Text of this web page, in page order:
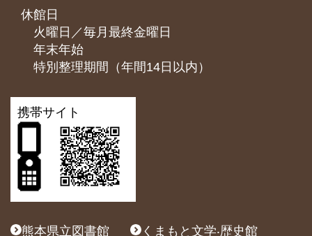
休館日
火曜日／毎月最終金曜日
年末年始
特別整理期間（年間14日以内）
携帯サイト
熊本県立図書館 くまもと文学‧歴史館